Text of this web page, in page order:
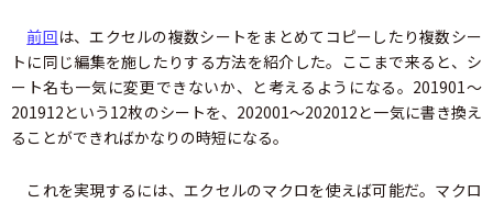
前回は、エクセルの複数シートをまとめてコピーしたり複数シー
トに同じ編集を施したりする方法を紹介した。ここまで来ると、シ
ート名も一気に変更できないか、と考えるようになる。201901～
201912という12枚のシートを、202001～202012と一気に書き換え
ることができればかなりの時短になる。
これを実現するには、エクセルのマクロを使えば可能だ。マクロ